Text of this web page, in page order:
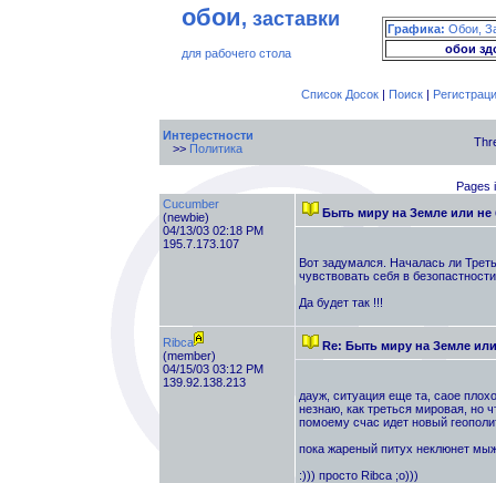
обои, заставки
для рабочего стола
Графика: Обои,
обои
Список Досок| Поиск|
Интерестности
>> Политика
Pages
Cucumber
(newbie)
04/13/03 02:18 PM
195.7.173.107
Быть миру на Земле или не
Вот задумался. Началась ли
чувствовать себя в
Да будет так !!!
Ribca
(member)
04/15/03 03:12 PM
139.92.138.213
Re: Быть миру на Земле
дауж, ситуация еще та, саое
незнаю, как треться мировая, но
помоему счас идет новый
пока жареный питух неклюнет
:))) просто Ribca ;о)))